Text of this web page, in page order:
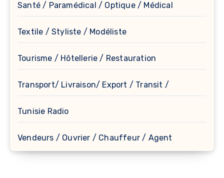
Santé / Paramédical / Optique / Médical
Textile / Styliste / Modéliste
Tourisme / Hôtellerie / Restauration
Transport/ Livraison/ Export / Transit /
Tunisie Radio
Vendeurs / Ouvrier / Chauffeur / Agent